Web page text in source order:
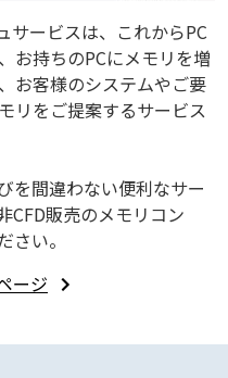
サービスは、これからPC
お持ちのPCにメモリを増
お客様のシステムやご要
リをご提案するサービス
を間違わない便利なサー
CFD販売のメモリコン
さい。
ージ